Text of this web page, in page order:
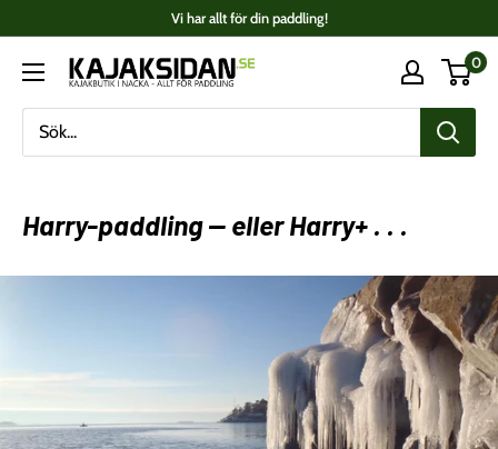
innehåll
Vi har allt för din paddling!
Kajaksidan
0
Harry-paddling -- eller Harry+ . . .